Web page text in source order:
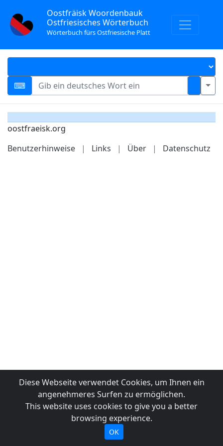
Oostfräisk Woordenbauk
Ostfriesisches Wörterbuch
Wörterbuch fürs Ostfriesische Platt
oostfraeisk.org
Benutzerhinweise
| Links | Über | Datenschutz
Diese Webseite verwendet Cookies, um Ihnen ein
angenehmeres Surfen zu ermöglichen.
This website uses cookies to give you a better
browsing experience.
OK